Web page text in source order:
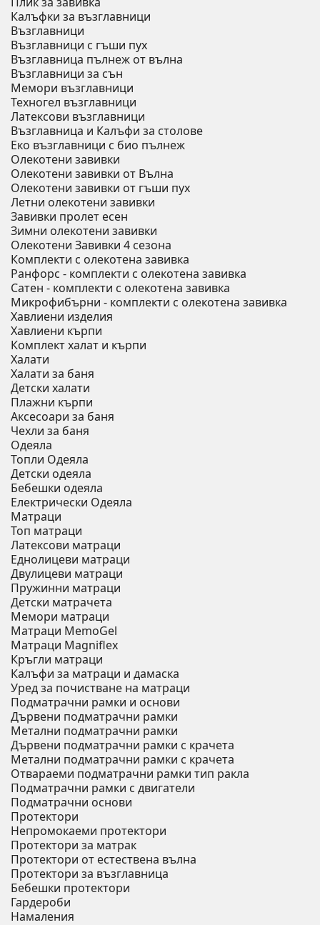
Калъфки за възглавници
Възглавници
Възглавници с гъши пух
Възглавница пълнеж от вълна
Възглавници за сън
Мемори възглавници
Техногел възглавници
Латексови възглавници
Възглавница и Калъфи за столове
Еко възглавници с био пълнеж
Олекотени завивки
Олекотени завивки от Вълна
Олекотени завивки от гъши пух
Летни олекотени завивки
Завивки пролет есен
Зимни олекотени завивки
Олекотени Завивки 4 сезона
Комплекти с олекотена завивка
Ранфорс - комплекти с олекотена завивка
Сатен - комплекти с олекотена завивка
Микрофибърни - комплекти с олекотена завивка
Хавлиени изделия
Хавлиени кърпи
Комплект халат и кърпи
Халати
Халати за баня
Детски халати
Плажни кърпи
Аксесоари за баня
Чехли за баня
Одеяла
Топли Одеяла
Детски одеяла
Бебешки одеяла
Електрически Одеяла
Матраци
Топ матраци
Латексови матраци
Еднолицеви матраци
Двулицеви матраци
Пружинни матраци
Детски матрачета
Мемори матраци
Mатраци MemoGel
Матраци Мagniflex
Кръгли матраци
Калъфи за матраци и дамаска
Уред за почистване на матраци
Подматрачни рамки и основи
Дървени подматрачни рамки
Метални подматрачни рамки
Дървени подматрачни рамки с крачета
Метални подматрачни рамки с крачета
Отвараеми подматрачни рамки тип ракла
Подматрачни рамки с двигатели
Подматрачни основи
Протектори
Непромокаеми протектори
Протектори за матрак
Протектори от естествена вълна
Протектори за възглавница
Бебешки протектори
Гардероби
Намаления